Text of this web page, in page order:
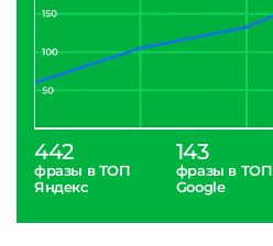
442
фразы в ТОП
Яндекс
143
фразы в ТОП
Google